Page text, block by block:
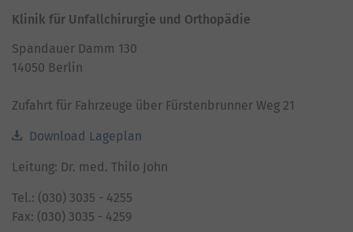
Klinik für Unfallchirurgie und Orthopädie
Spandauer Damm 130
14050 Berlin
Zufahrt für Fahrzeuge über Fürstenbrunner Weg 21
Download Lageplan
Leitung: Dr. med. Thilo John
Tel.: (030) 3035 - 4255
Fax: (030) 3035 - 4259